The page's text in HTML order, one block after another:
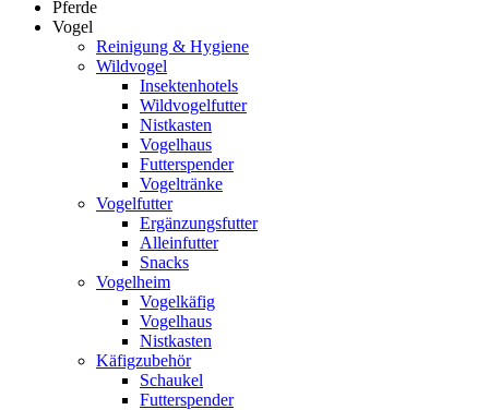
Pferde
Vogel
Reinigung & Hygiene
Wildvogel
Insektenhotels
Wildvogelfutter
Nistkasten
Vogelhaus
Futterspender
Vogeltränke
Vogelfutter
Ergänzungsfutter
Alleinfutter
Snacks
Vogelheim
Vogelkäfig
Vogelhaus
Nistkasten
Käfigzubehör
Schaukel
Futterspender